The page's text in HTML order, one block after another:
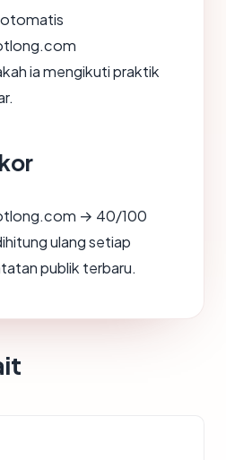
ia mengikuti praktik
→ 40/100
ulang setiap
publik terbaru.